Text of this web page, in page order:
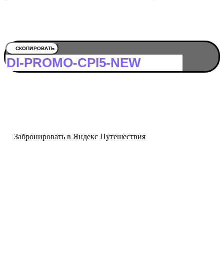
СКОПИРОВАТЬ
Забронировать в Яндекс Путешествия